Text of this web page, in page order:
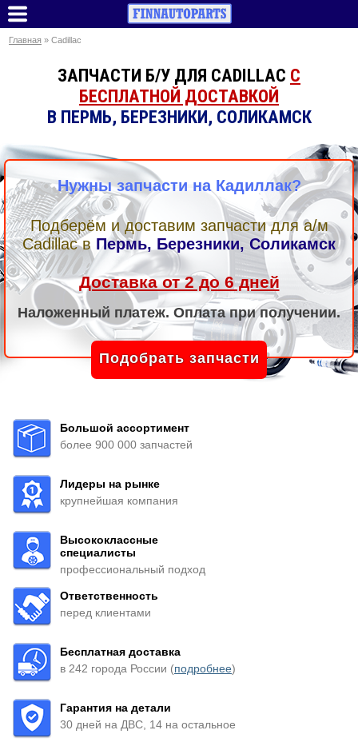
Главная » Cadillac
ЗАПЧАСТИ Б/У ДЛЯ CADILLAC С
БЕСПЛАТНОЙ ДОСТАВКОЙ
В ПЕРМЬ, БЕРЕЗНИКИ, СОЛИКАМСК
Нужны запчасти на Кадиллак?
Подберём и доставим запчасти для а/м
Cadillacв Пермь, Березники, Соликамск
Доставка от 2 до 6 дней
Наложенный платеж. Оплата при получении.
Подобрать запчасти
Большой ассортимент
более 900 000 запчастей
Лидеры на рынке
крупнейшая компания
Высококлассные
специалисты
профессиональный подход
Ответственность
перед клиентами
Бесплатная доставка
в 242 города России (подробнее)
Гарантия на детали
30 дней на ДВС, 14 на остальное